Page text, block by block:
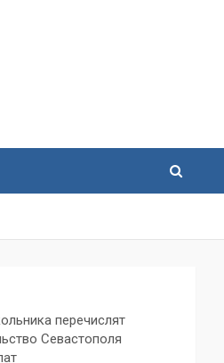
перечислят
Севастополя